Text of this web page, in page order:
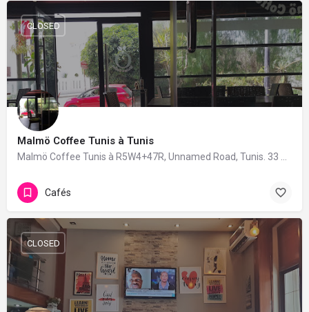
Malmö Coffee Tunis à Tunis
Malmö Coffee Tunis à R5W4+47R, Unnamed Road, Tunis. 33 avis avec une note de 4.2/5.
CLOSED
Cafés
CLOSED